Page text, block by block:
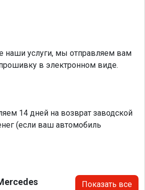
наши услуги, мы отправляем вам
в электронном виде.
14 дней на возврат заводской
(если ваш автомобиль
Показать все